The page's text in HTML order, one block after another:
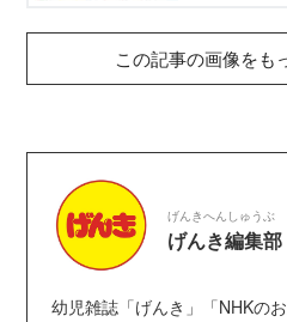
ング形式で発
度大。１歳、
この記事の画像をも
げんきへんしゅうぶ
げんき編集部
幼児雑誌「げんき」「NHKの